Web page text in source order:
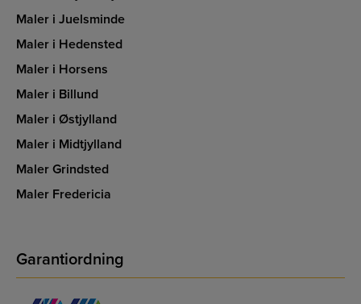
Maler i Juelsminde
Maler i Hedensted
Maler i Horsens
Maler i Billund
Maler i Østjylland
Maler i Midtjylland
Maler Grindsted
Maler Fredericia
Garantiordning